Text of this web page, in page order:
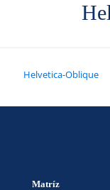
Helvetica-Oblique
Matríz